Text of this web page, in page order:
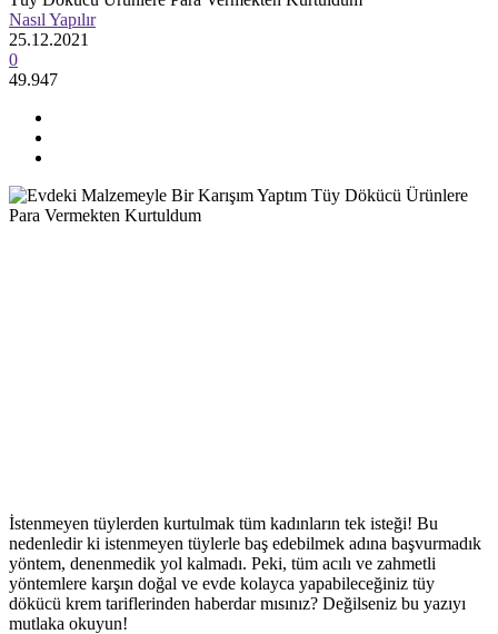
Nasıl Yapılır
25.12.2021
0
49.947
İstenmeyen tüylerden kurtulmak tüm kadınların tek isteği! Bu
nedenledir ki istenmeyen tüylerle baş edebilmek adına başvurmadık
yöntem, denenmedik yol kalmadı. Peki, tüm acılı ve zahmetli
yöntemlere karşın doğal ve evde kolayca yapabileceğiniz tüy
dökücü krem tariflerinden haberdar mısınız? Değilseniz bu yazıyı
mutlaka okuyun!